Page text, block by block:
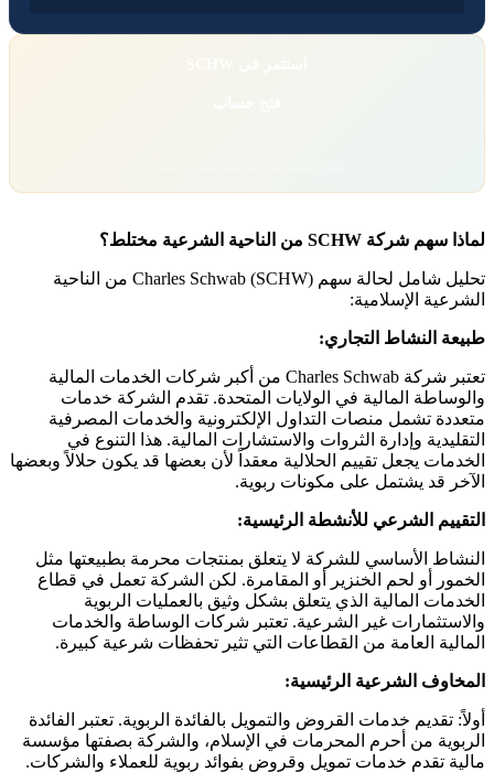
لماذا سهم شركة SCHW من الناحية الشرعية مختلط؟
تحليل شامل لحالة سهم Charles Schwab (SCHW) من الناحية
الشرعية الإسلامية:
طبيعة النشاط التجاري:
تعتبر شركة Charles Schwab من أكبر شركات الخدمات المالية
والوساطة المالية في الولايات المتحدة. تقدم الشركة خدمات
متعددة تشمل منصات التداول الإلكترونية والخدمات المصرفية
التقليدية وإدارة الثروات والاستشارات المالية. هذا التنوع في
الخدمات يجعل تقييم الحلالية معقداً لأن بعضها قد يكون حلالاً وبعضها
الآخر قد يشتمل على مكونات ربوية.
التقييم الشرعي للأنشطة الرئيسية:
النشاط الأساسي للشركة لا يتعلق بمنتجات محرمة بطبيعتها مثل
الخمور أو لحم الخنزير أو المقامرة. لكن الشركة تعمل في قطاع
الخدمات المالية الذي يتعلق بشكل وثيق بالعمليات الربوية
والاستثمارات غير الشرعية. تعتبر شركات الوساطة والخدمات
المالية العامة من القطاعات التي تثير تحفظات شرعية كبيرة.
المخاوف الشرعية الرئيسية:
أولاً: تقديم خدمات القروض والتمويل بالفائدة الربوية. تعتبر الفائدة
الربوية من أحرم المحرمات في الإسلام، والشركة بصفتها مؤسسة
مالية تقدم خدمات تمويل وقروض بفوائد ربوية للعملاء والشركات.